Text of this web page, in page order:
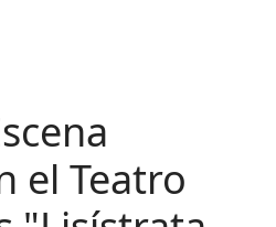
el Teatro